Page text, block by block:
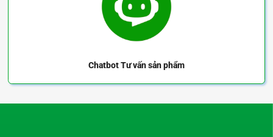
ChatbotTư vấn sản phẩm